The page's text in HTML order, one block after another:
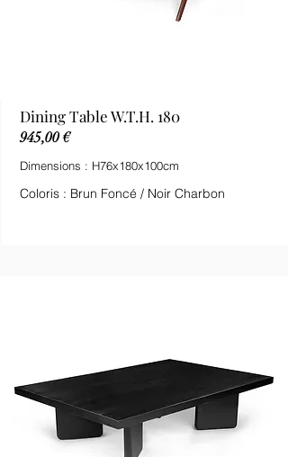
Dining Table W.T.H. 180
945,00 €
Dimensions : H76x180x100cm
Coloris : Brun Foncé / Noir Charbon